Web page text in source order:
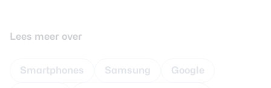
Lees meer over
Smartphones Samsung Google